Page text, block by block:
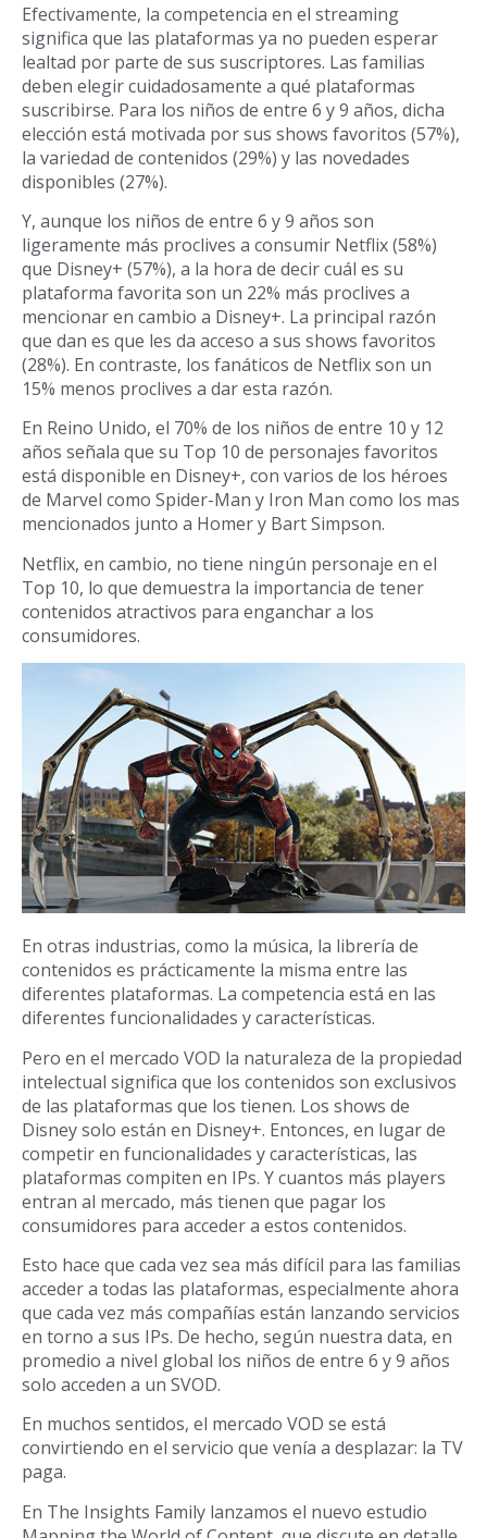
Efectivamente, la competencia en el streaming
significa que las plataformas ya no pueden esperar
lealtad por parte de sus suscriptores. Las familias
deben elegir cuidadosamente a qué plataformas
suscribirse. Para los niños de entre 6 y 9 años, dicha
elección está motivada por sus shows favoritos (57%),
la variedad de contenidos (29%) y las novedades
disponibles (27%).
Y, aunque los niños de entre 6 y 9 años son
ligeramente más proclives a consumir Netflix (58%)
que Disney+ (57%), a la hora de decir cuál es su
plataforma favorita son un 22% más proclives a
mencionar en cambio a Disney+. La principal razón
que dan es que les da acceso a sus shows favoritos
(28%). En contraste, los fanáticos de Netflix son un
15% menos proclives a dar esta razón.
En Reino Unido, el 70% de los niños de entre 10 y 12
años señala que su Top 10 de personajes favoritos
está disponible en Disney+, con varios de los héroes
de Marvel como Spider-Man y Iron Man como los mas
mencionados junto a Homer y Bart Simpson.
Netflix, en cambio, no tiene ningún personaje en el
Top 10, lo que demuestra la importancia de tener
contenidos atractivos para enganchar a los
consumidores.
En otras industrias, como la música, la librería de
contenidos es prácticamente la misma entre las
diferentes plataformas. La competencia está en las
diferentes funcionalidades y características.
Pero en el mercado VOD la naturaleza de la propiedad
intelectual significa que los contenidos son exclusivos
de las plataformas que los tienen. Los shows de
Disney solo están en Disney+. Entonces, en lugar de
competir en funcionalidades y características, las
plataformas compiten en IPs. Y cuantos más players
entran al mercado, más tienen que pagar los
consumidores para acceder a estos contenidos.
Esto hace que cada vez sea más difícil para las familias
acceder a todas las plataformas, especialmente ahora
que cada vez más compañías están lanzando servicios
en torno a sus IPs. De hecho, según nuestra data, en
promedio a nivel global los niños de entre 6 y 9 años
solo acceden a un SVOD.
En muchos sentidos, el mercado VOD se está
convirtiendo en el servicio que venía a desplazar: la TV
paga.
En The Insights Family lanzamos el nuevo estudio